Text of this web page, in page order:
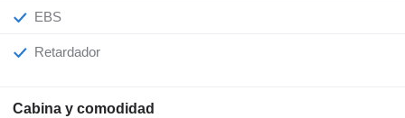
EBS
Retardador
Cabina y comodidad